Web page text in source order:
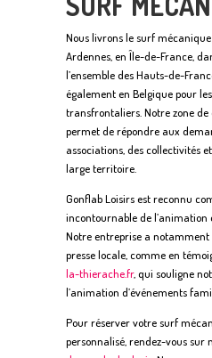
Nous livrons le surf
Ardennes, en Île-de-France,
l’ensemble des Hauts-de-
également en Belgique pour
transfrontaliers. Notre zone
permet de répondre aux
associations, des collectivités
large territoire.
Gonflab Loisirs est reconnu
incontournable de l’animation
Notre entreprise a
presse locale, comme en
la-thierache.fr, qui souligne
l’animation d’événements
Pour réserver votre surf
personnalisé, rendez-vous sur